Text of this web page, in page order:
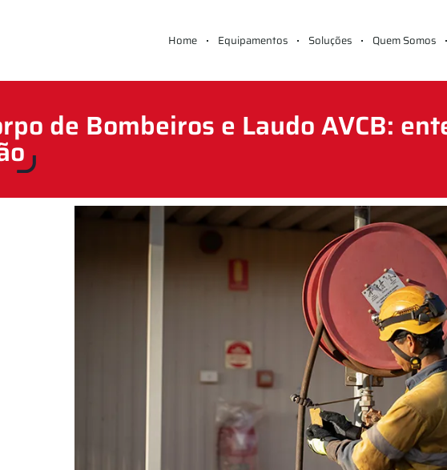
Home Equipamentos Soluções Quem Somos
de Bombeiros e Laudo AVCB: